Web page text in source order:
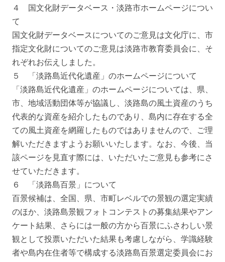
４ 国文化財データベース・淡路市ホームページについ
て
国文化財データベースについてのご意見は文化庁に、市
指定文化財についてのご意見は淡路市教育委員会に、そ
れぞれお伝えしました。
５ 「淡路島近代化遺産」のホームページについて
「淡路島近代化遺産」のホームページについては、県、
市、地域活動団体等が協議し、淡路島の風土資産のうち
代表的な資産を紹介したものであり、島内に存在する全
ての風土資産を網羅したものではありませんので、ご理
解いただきますようお願いいたします。なお、今後、当
該ページを見直す際には、いただいたご意見も参考にさ
せていただきます。
６ 「淡路島百景」について
百景候補は、全国、県、市町レベルでの景観の選定実績
のほか、淡路島景観フォトコンテストの募集結果やアン
ケート結果、さらには一般の方から百景にふさわしい景
観として投票いただいた結果も考慮しながら、学識経験
者や島内在住者等で構成する淡路島百景選定委員会にお